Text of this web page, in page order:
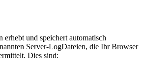
erhebt und speichert automatisch
Server-LogDateien, die Ihr Browser
Dies sind: